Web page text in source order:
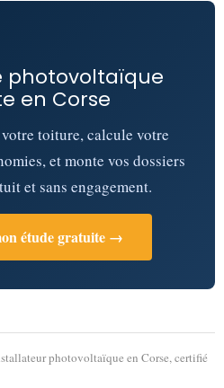
photovoltaïque
en Corse
toiture, calcule votre
et monte vos dossiers
et sans engagement.
étude gratuite →
photovoltaïque en Corse, certifié